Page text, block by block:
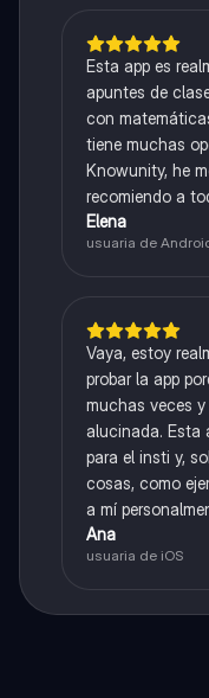
Esta app es
apuntes de
con
tiene muchas
Knowunity, he
recomiendo a
Elena
usuaria de
Vaya, estoy
probar la app
muchas veces
alucinada. Esta
para el insti y,
cosas, como
a mí
Ana
usuaria de iOS